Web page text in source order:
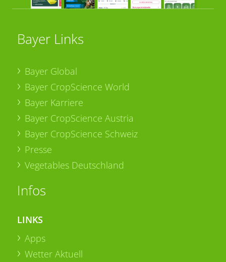
Bayer Links
Bayer Global
Bayer CropScience World
Bayer Karriere
Bayer CropScience Austria
Bayer CropScience Schweiz
Presse
Vegetables Deutschland
Infos
LINKS
Apps
Wetter Aktuell